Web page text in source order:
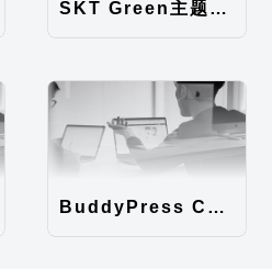
SKT Green主题汉化包
BuddyPress Colours主题汉化包